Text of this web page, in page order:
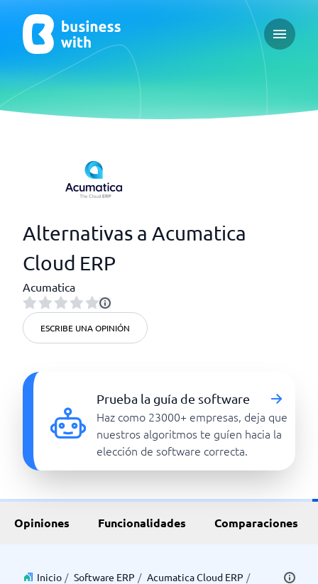
Open
Alternativas a Acumatica
Cloud ERP
Acumatica
ESCRIBE UNA OPINIÓN
Prueba la guía de software
Haz como 23000+ empresas, deja que
nuestros algoritmos te guíen hacia la
elección de software correcta.
Opiniones Funcionalidades Comparaciones
Inicio / Software ERP / Acumatica Cloud ERP /